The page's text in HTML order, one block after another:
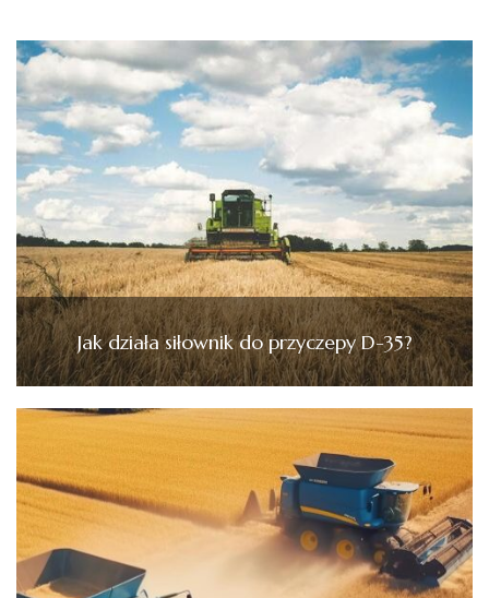
Jak działa siłownik do przyczepy D-35?